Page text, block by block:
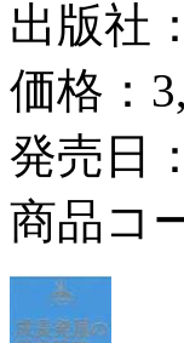
出版社：
価格：
発売日
商品コ